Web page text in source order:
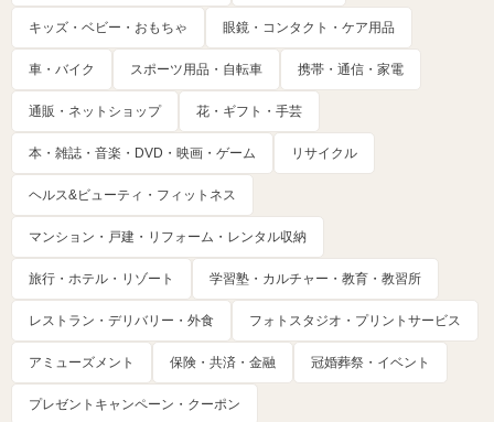
キッズ・ベビー・おもちゃ 眼鏡・コンタクト・ケア用品
車・バイク スポーツ用品・自転車 携帯・通信・家電
通販・ネットショップ 花・ギフト・手芸
本・雑誌・音楽・DVD・映画・ゲーム リサイクル
ヘルス&ビューティ・フィットネス
マンション・戸建・リフォーム・レンタル収納
旅行・ホテル・リゾート 学習塾・カルチャー・教育・教習所
レストラン・デリバリー・外食 フォトスタジオ・プリントサービス
アミューズメント 保険・共済・金融 冠婚葬祭・イベント
プレゼントキャンペーン・クーポン